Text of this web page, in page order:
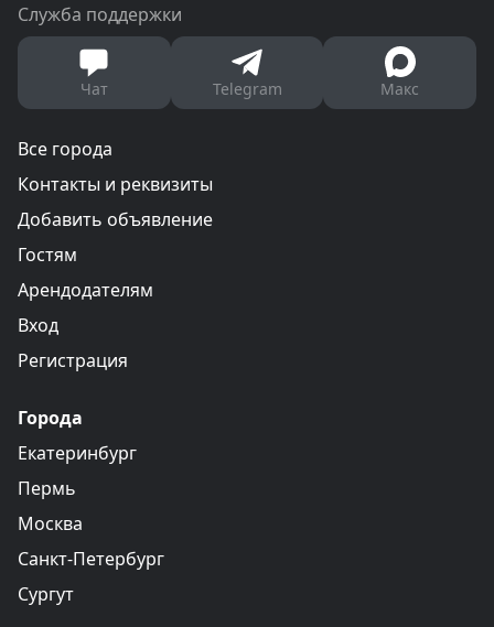
Служба поддержки
Чат Telegram Макс
Все города
Контакты и реквизиты
Добавить объявление
Гостям
Арендодателям
Вход
Регистрация
Города
Екатеринбург
Пермь
Москва
Санкт-Петербург
Сургут